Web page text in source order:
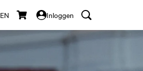
EN Inloggen